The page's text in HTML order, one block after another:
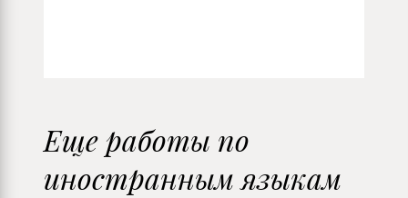
Еще работы по
иностранным языкам